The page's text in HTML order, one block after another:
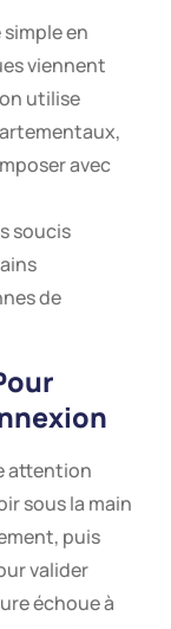
en
viennent
utilise
avec
soucis
de
attention
sous la main
puis
valider
échoue à